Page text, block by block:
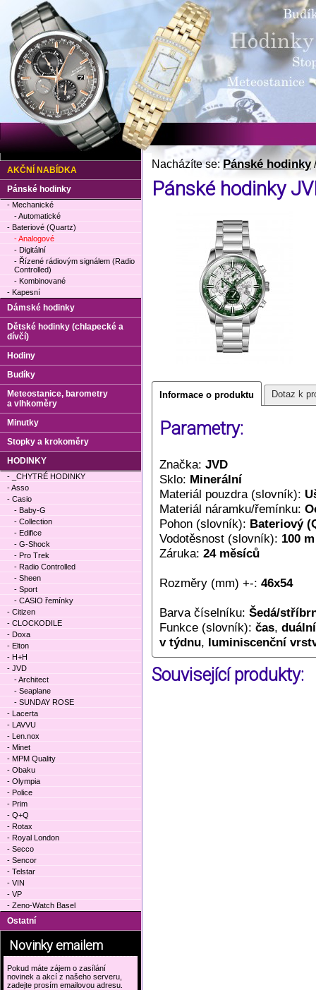
Nacházíte se:Pánské hodinky
Pánské hodinky
Informace o produktu Dotaz k
Parametry:
Značka: JVD
Sklo: Minerální
Materiál pouzdra (slovník):
Materiál náramku/řemínku:
Pohon (slovník): Bateriový
Vodotěsnost (slovník): 100 m
Záruka: 24 měsíců
Rozměry (mm) +-: 46x54
Barva číselníku: Šedá/
Funkce (slovník): čas,
v týdnu, luminiscenční
Související produkty:
AKČNÍ NABÍDKA
Pánské hodinky
- Mechanické
- Automatické
- Bateriové (Quartz)
- Analogové
- Digitální
- Řízené rádiovým signálem (Radio
Controlled)
- Kombinované
- Kapesní
Dámské hodinky
Dětské hodinky (chlapecké a
dívčí)
Hodiny
Budíky
Meteostanice, barometry
a vlhkoměry
Minutky
Stopky a krokoměry
HODINKY
- _CHYTRÉ HODINKY
- Asso
- Casio
- Baby-G
- Collection
- Edifice
- G-Shock
- Pro Trek
- Radio Controlled
- Sheen
- Sport
- CASIO řemínky
- Citizen
- CLOCKODILE
- Doxa
- Elton
- H+H
- JVD
- Architect
- Seaplane
- SUNDAY ROSE
- Lacerta
- LAVVU
- Len.nox
- Minet
- MPM Quality
- Obaku
- Olympia
- Police
- Prim
- Q+Q
- Rotax
- Royal London
- Secco
- Sencor
- Telstar
- VIN
- VP
- Zeno-Watch Basel
Ostatní
Novinky emailem
Pokud máte zájem o zasílání
novinek a akcí z našeho serveru,
zadejte prosím emailovou adresu.